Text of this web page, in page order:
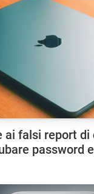
ai falsi report di
password